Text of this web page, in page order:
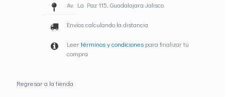
Av. La Paz 115, Guadalajara Jalisco.
Envíos calculando la distancia
Leertérminos y condiciones para finalizar tu
compra
Regresar a la tienda